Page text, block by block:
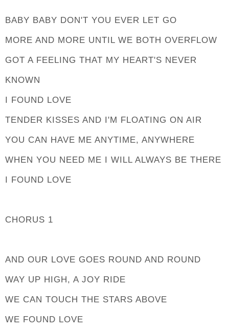
BABY BABY DON'T YOU EVER LET GO
MORE AND MORE UNTIL WE BOTH OVERFLOW
GOT A FEELING THAT MY HEART'S NEVER
KNOWN
I FOUND LOVE
TENDER KISSES AND I'M FLOATING ON AIR
YOU CAN HAVE ME ANYTIME, ANYWHERE
WHEN YOU NEED ME I WILL ALWAYS BE THERE
I FOUND LOVE
CHORUS 1
AND OUR LOVE GOES ROUND AND ROUND
WAY UP HIGH, A JOY RIDE
WE CAN TOUCH THE STARS ABOVE
WE FOUND LOVE